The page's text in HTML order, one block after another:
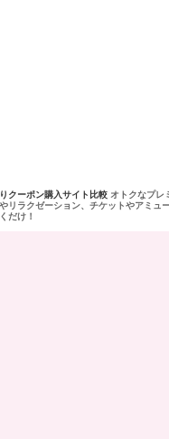
クーポン購入サイト比較 オトクなプレ
リラクゼーション、チケットやアミ
だけ！